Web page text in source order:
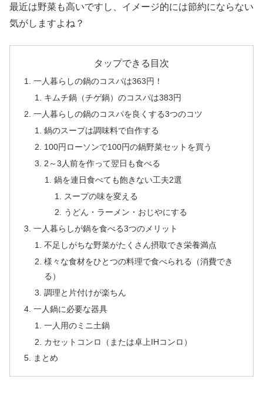
最近は野菜も高いですし、イメージ的には節約にならない
気がしますよね？
タップできる目次
一人暮らしの鍋のコスパは363円！
キムチ鍋（チゲ鍋）のコスパは383円
一人暮らしの鍋のコスパを良くする3つのコツ
鍋のスープは調味料で自作する
100円ローソンで100円の鍋野菜セットを買う
2～3人前を作って翌日も食べる
鍋を連日食べても飽きない工夫2選
スープの味を変える
うどん・ラーメン・おじやにする
一人暮らしが鍋を食べる3つのメリット
不足しがちな野菜がたくさん摂取でき栄養満点
様々な食材をひとつの料理で食べられる（消費でき
る）
調理と片付けが楽ちん
一人鍋に必要な器具
一人用のミニ土鍋
カセットコンロ（または卓上IHコンロ）
まとめ